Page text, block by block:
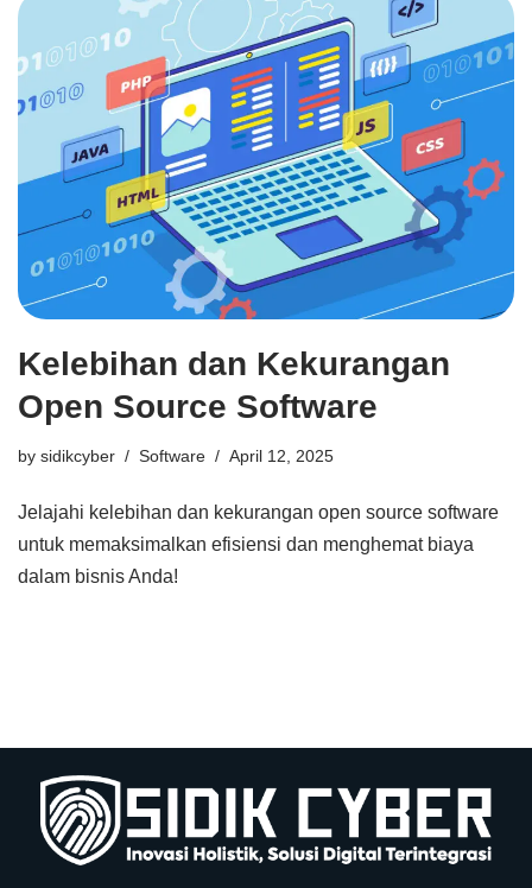
Kelebihan dan Kekurangan
Open Source Software
by sidikcyber Software April 12, 2025
Jelajahi kelebihan dan kekurangan open source software
untuk memaksimalkan efisiensi dan menghemat biaya
dalam bisnis Anda!